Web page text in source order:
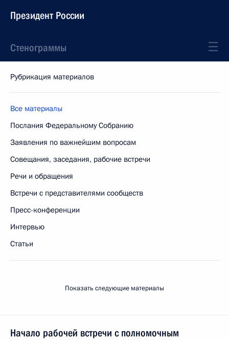
Президент России
Стенограммы
Рубрикация материалов
Все материалы
Послания Федеральному Собранию
Заявления по важнейшим вопросам
Совещания, заседания, рабочие встречи
Речи и обращения
Встречи с представителями сообществ
Пресс-конференции
Интервью
Статьи
Показать следующие материалы
Начало рабочей встречи с полномочным